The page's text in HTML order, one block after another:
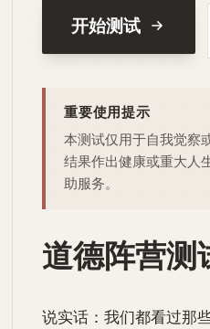
开始测试
重要使用提示
本测试仅用于自我觉察
结果作出健康或重大人
助服务。
道德阵营测
说实话：我们都看过那